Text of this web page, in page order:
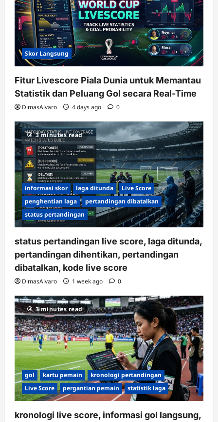
Skor Langsung
Fitur Livescore Piala Dunia untuk Memantau
Statistik dan Peluang Gol secara Real-Time
DimasAlvaro 4 days ago 0
3 minutes read
informasi skor laga ditunda
Live Score
penghentian laga
pertandingan dibatalkan
status pertandingan
status pertandingan live score, laga ditunda,
pertandingan dihentikan, pertandingan
dibatalkan, kode live score
DimasAlvaro 1 week ago 0
3 minutes read
gol kartu pemain
kronologi pertandingan
Live Score
pergantian pemain statistik laga
kronologi live score, informasi gol langsung,